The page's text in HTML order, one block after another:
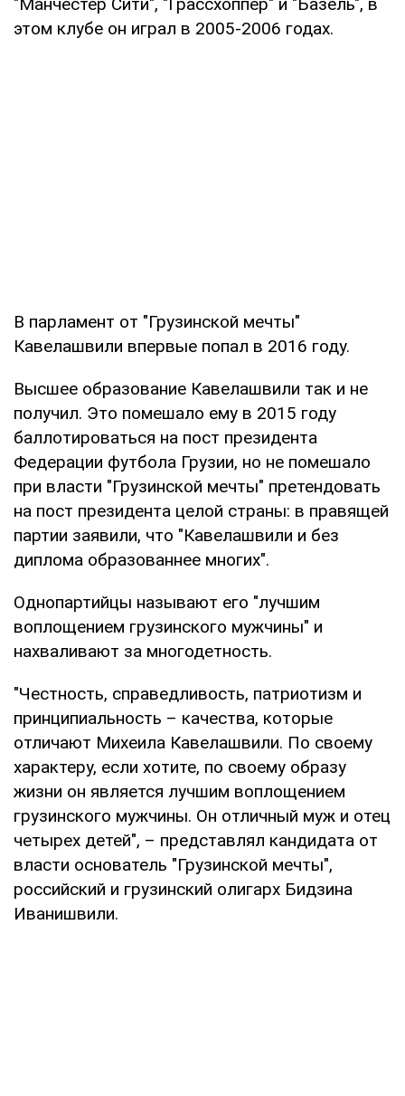
"Манчестер Сити", "Грассхоппер" и "Базель", в
этом клубе он играл в 2005-2006 годах.
В парламент от "Грузинской мечты"
Кавелашвили впервые попал в 2016 году.
Высшее образование Кавелашвили так и не
получил. Это помешало ему в 2015 году
баллотироваться на пост президента
Федерации футбола Грузии, но не помешало
при власти "Грузинской мечты" претендовать
на пост президента целой страны: в правящей
партии заявили, что "Кавелашвили и без
диплома образованнее многих".
Однопартийцы называют его "лучшим
воплощением грузинского мужчины" и
нахваливают за многодетность.
"Честность, справедливость, патриотизм и
принципиальность – качества, которые
отличают Михеила Кавелашвили. По своему
характеру, если хотите, по своему образу
жизни он является лучшим воплощением
грузинского мужчины. Он отличный муж и отец
четырех детей", – представлял кандидата от
власти основатель "Грузинской мечты",
российский и грузинский олигарх Бидзина
Иванишвили.